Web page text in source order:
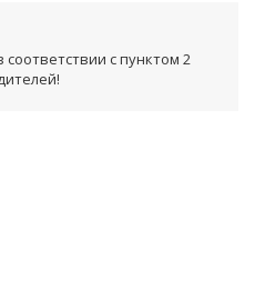
с пунктом 2